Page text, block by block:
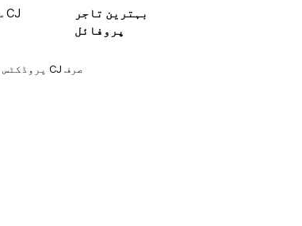
بہترین تاجر
پروفائل
صرف CJ پروڈکٹس امپورٹ کرنا چاہتے ہیں؟ دیکھیں